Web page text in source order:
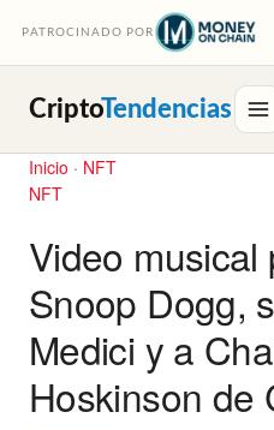
PATROCINADO POR
CriptoTendencias
Inicio · NFT
NFT
Video musical
Snoop Dogg,
Medici y a
Hoskinson de